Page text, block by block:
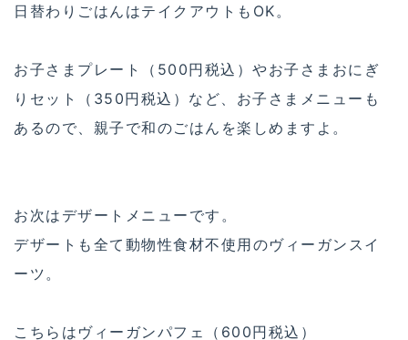
日替わりごはんはテイクアウトもOK。
お子さまプレート（500円税込）やお子さまおにぎ
りセット（350円税込）など、お子さまメニューも
あるので、親子で和のごはんを楽しめますよ。
お次はデザートメニューです。
デザートも全て動物性食材不使用のヴィーガンスイ
ーツ。
こちらはヴィーガンパフェ（600円税込）